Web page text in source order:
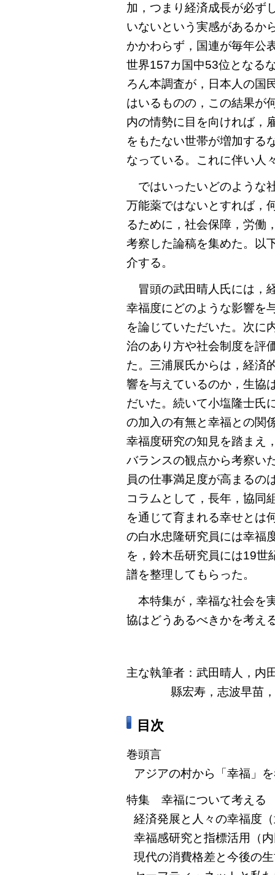
加，つまり経済成長が必ず
いないという実感があるか
かかわらず，国連が毎年公
世界157カ国中53位となる
ろん本調査が，日本人の国
はいるものの，この結果が
内の情勢に目を向ければ，
をもたない世帯が増加する
なっている。これに伴い人
ではいったいどのような
万能薬ではないとすれば，
るために，社会保障，労働
考察した論稿を集めた。以
介する。
冒頭の武田晴人氏には，
幸福度にどのような影響を
を論じていただいた。次に
治のあり方や社会制度を評
た。三浦展氏からは，経済
響を与えているのか，生協
だいた。続いて小塩隆士氏
の加入の有無と幸福との関
幸福度研究の知見を踏まえ
バランスの観点から考察い
員の仕事満足度が高まるの
コラムとして，長年，協同
を通じて育まれる幸せとは
の白水忠隆研究員には幸福
を，鈴木岳研究員には19世
譜を整理してもらった。
本特集が，幸福な社会を
協はどうあるべきかを考え
主な執筆者：武田晴人，内
縣宏寿，志波早苗
目次
巻頭言
アジアの村から「幸福」
特集 幸福について考える
経済発展と人々の幸福度
幸福感研究と指標活用（
現代の消費格差と今後の